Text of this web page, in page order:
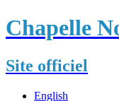
Chapelle
Site officiel
English